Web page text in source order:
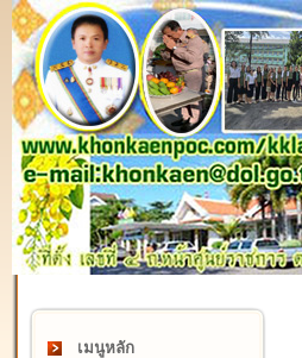
เมนูหลัก